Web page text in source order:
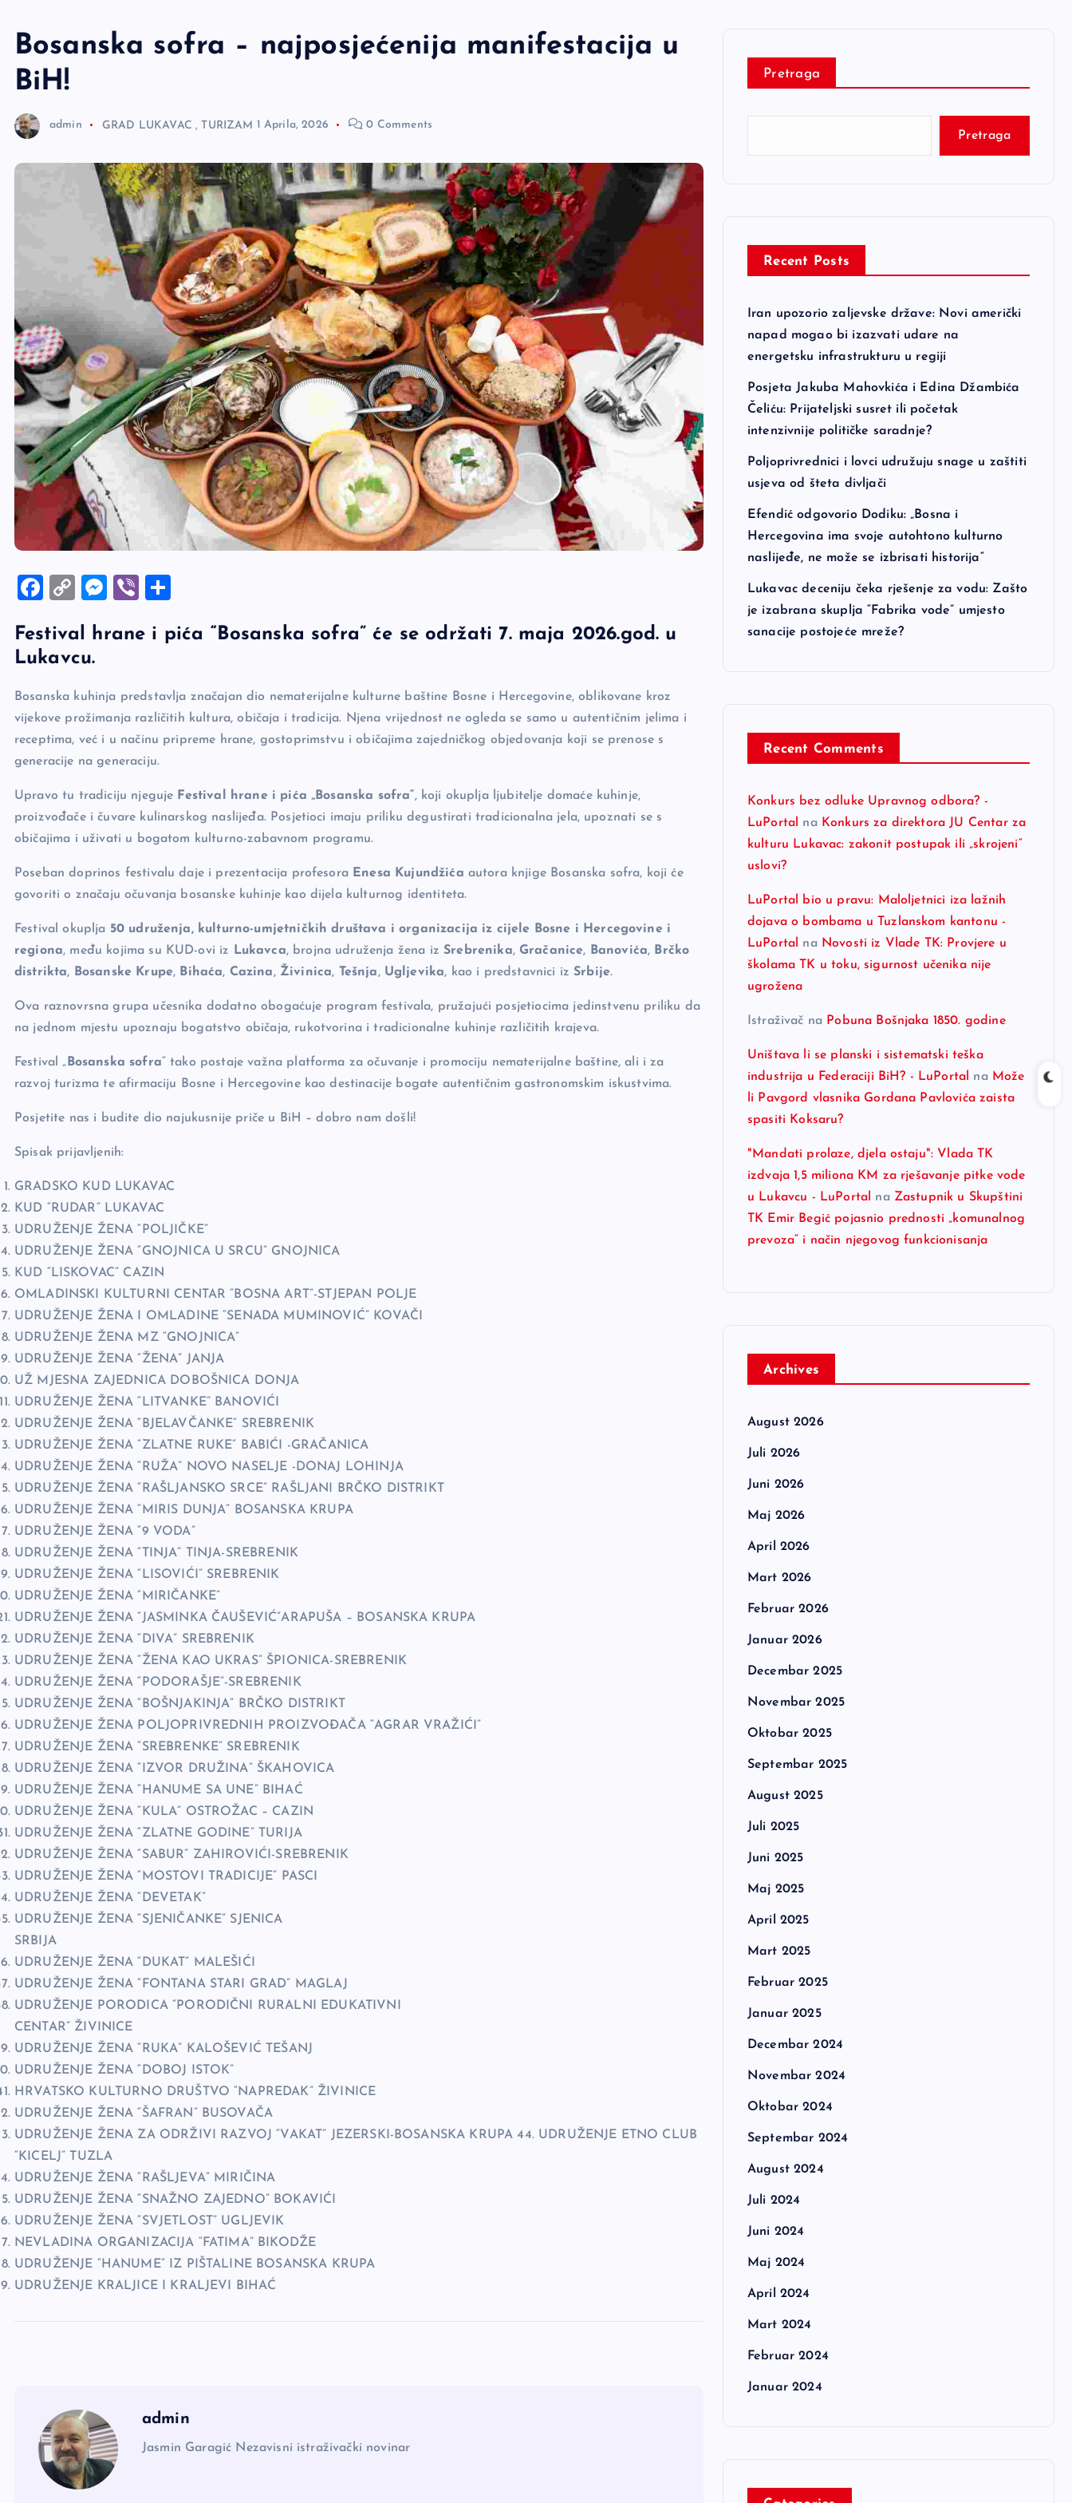
Bosanska sofra – najposjećenija manifestacija u
BiH!
admin GRAD LUKAVAC ,TURIZAM 1 Aprila, 2026 0 Comments
F
c
e
b
o
o
k
C
p
y
Li
n
k
M
se
g
er
Vi
er ar
Festival hrane i pića “Bosanska sofra” će se održati 7. maja 2026.god. u
Lukavcu.
Bosanska kuhinja predstavlja značajan dio nematerijalne kulturne baštine Bosne i Hercegovine, oblikovane kroz
vijekove prožimanja različitih kultura, običaja i tradicija. Njena vrijednost ne ogleda se samo u autentičnim jelima i
receptima, već i u načinu pripreme hrane, gostoprimstvu i običajima zajedničkog objedovanja koji se prenose s
generacije na generaciju.
Upravo tu tradiciju njeguje Festival hrane i pića „Bosanska sofra“, koji okuplja ljubitelje domaće kuhinje,
proizvođače i čuvare kulinarskog naslijeđa. Posjetioci imaju priliku degustirati tradicionalna jela, upoznati se s
običajima i uživati u bogatom kulturno-zabavnom programu.
Poseban doprinos festivalu daje i prezentacija profesora Enesa Kujundžića autora knjige Bosanska sofra, koji će
govoriti o značaju očuvanja bosanske kuhinje kao dijela kulturnog identiteta.
Festival okuplja 50 udruženja, kulturno-umjetničkih društava i organizacija iz cijele Bosne i Hercegovine i
regiona, među kojima su KUD-ovi iz Lukavca, brojna udruženja žena izSrebrenika, Gračanice, Banovića, Brčko
distrikta, Bosanske Krupe, Bihaća, Cazina, Živinica, Tešnja, Ugljevika, kao i predstavnici izSrbije.
Ova raznovrsna grupa učesnika dodatno obogaćuje program festivala, pružajući posjetiocima jedinstvenu priliku da
na jednom mjestu upoznaju bogatstvo običaja, rukotvorina i tradicionalne kuhinje različitih krajeva.
Festival „ Bosanska sofra“ tako postaje važna platforma za očuvanje i promociju nematerijalne baštine, ali i za
razvoj turizma te afirmaciju Bosne i Hercegovine kao destinacije bogate autentičnim gastronomskim iskustvima.
Posjetite nas i budite dio najukusnije priče u BiH – dobro nam došli!
Spisak prijavljenih:
GRADSKO KUD LUKAVAC
KUD “RUDAR” LUKAVAC
UDRUŽENJE ŽENA “POLJIČKE”
UDRUŽENJE ŽENA “GNOJNICA U SRCU” GNOJNICA
KUD “LISKOVAC” CAZIN
OMLADINSKI KULTURNI CENTAR “BOSNA ART”-STJEPAN POLJE
UDRUŽENJE ŽENA I OMLADINE “SENADA MUMINOVIĆ” KOVAČI
UDRUŽENJE ŽENA MZ “GNOJNICA”
UDRUŽENJE ŽENA “ŽENA” JANJA
UŽ MJESNA ZAJEDNICA DOBOŠNICA DONJA
UDRUŽENJE ŽENA “LITVANKE” BANOVIĆI
UDRUŽENJE ŽENA “BJELAVČANKE” SREBRENIK
UDRUŽENJE ŽENA “ZLATNE RUKE” BABIĆI -GRAČANICA
UDRUŽENJE ŽENA “RUŽA” NOVO NASELJE -DONAJ LOHINJA
UDRUŽENJE ŽENA “RAŠLJANSKO SRCE” RAŠLJANI BRČKO DISTRIKT
UDRUŽENJE ŽENA “MIRIS DUNJA” BOSANSKA KRUPA
UDRUŽENJE ŽENA “9 VODA”
UDRUŽENJE ŽENA “TINJA” TINJA-SREBRENIK
UDRUŽENJE ŽENA “LISOVIĆI” SREBRENIK
UDRUŽENJE ŽENA “MIRIČANKE”
UDRUŽENJE ŽENA “JASMINKA ČAUŠEVIĆ”ARAPUŠA – BOSANSKA KRUPA
UDRUŽENJE ŽENA “DIVA” SREBRENIK
UDRUŽENJE ŽENA “ŽENA KAO UKRAS” ŠPIONICA-SREBRENIK
UDRUŽENJE ŽENA “PODORAŠJE”-SREBRENIK
UDRUŽENJE ŽENA “BOŠNJAKINJA” BRČKO DISTRIKT
UDRUŽENJE ŽENA POLJOPRIVREDNIH PROIZVOĐAČA “AGRAR VRAŽIĆI”
UDRUŽENJE ŽENA “SREBRENKE” SREBRENIK
UDRUŽENJE ŽENA “IZVOR DRUŽINA” ŠKAHOVICA
UDRUŽENJE ŽENA “HANUME SA UNE” BIHAĆ
UDRUŽENJE ŽENA “KULA” OSTROŽAC – CAZIN
UDRUŽENJE ŽENA “ZLATNE GODINE” TURIJA
UDRUŽENJE ŽENA “SABUR” ZAHIROVIĆI-SREBRENIK
UDRUŽENJE ŽENA “MOSTOVI TRADICIJE” PASCI
UDRUŽENJE ŽENA “DEVETAK”
UDRUŽENJE ŽENA “SJENIČANKE” SJENICA
SRBIJA
UDRUŽENJE ŽENA “DUKAT” MALEŠIĆI
UDRUŽENJE ŽENA “FONTANA STARI GRAD” MAGLAJ
UDRUŽENJE PORODICA “PORODIČNI RURALNI EDUKATIVNI
CENTAR” ŽIVINICE
UDRUŽENJE ŽENA “RUKA” KALOŠEVIĆ TEŠANJ
UDRUŽENJE ŽENA “DOBOJ ISTOK”
HRVATSKO KULTURNO DRUŠTVO “NAPREDAK” ŽIVINICE
UDRUŽENJE ŽENA “ŠAFRAN” BUSOVAČA
UDRUŽENJE ŽENA ZA ODRŽIVI RAZVOJ “VAKAT” JEZERSKI-BOSANSKA KRUPA 44. UDRUŽENJE ETNO CLUB
“KICELJ” TUZLA
UDRUŽENJE ŽENA “RAŠLJEVA” MIRIČINA
UDRUŽENJE ŽENA “SNAŽNO ZAJEDNO” BOKAVIĆI
UDRUŽENJE ŽENA “SVJETLOST” UGLJEVIK
NEVLADINA ORGANIZACIJA “FATIMA” BIKODŽE
UDRUŽENJE “HANUME” IZ PIŠTALINE BOSANSKA KRUPA
UDRUŽENJE KRALJICE I KRALJEVI BIHAĆ
admin
Jasmin Garagić Nezavisni istraživački novinar
Pretraga
Pretraga
Recent Posts
Iran upozorio zaljevske države: Novi američki
napad mogao bi izazvati udare na
energetsku infrastrukturu u regiji
Posjeta Jakuba Mahovkića i Edina Džambića
Čeliću: Prijateljski susret ili početak
intenzivnije političke saradnje?
Poljoprivrednici i lovci udružuju snage u zaštiti
usjeva od šteta divljači
Efendić odgovorio Dodiku: „Bosna i
Hercegovina ima svoje autohtono kulturno
naslijeđe, ne može se izbrisati historija“
Lukavac deceniju čeka rješenje za vodu: Zašto
je izabrana skuplja “Fabrika vode” umjesto
sanacije postojeće mreže?
Recent Comments
Konkurs bez odluke Upravnog odbora? -
LuPortal
na Konkurs za direktora JU Centar za
kulturu Lukavac: zakonit postupak ili „skrojeni“
uslovi?
LuPortal bio u pravu: Maloljetnici iza lažnih
dojava o bombama u Tuzlanskom kantonu -
LuPortal
na Novosti iz Vlade TK: Provjere u
školama TK u toku, sigurnost učenika nije
ugrožena
Istraživač na Pobuna Bošnjaka 1850. godine
Uništava li se planski i sistematski teška
industrija u Federaciji BiH? - LuPortal
na Može
li Pavgord vlasnika Gordana Pavlovića zaista
spasiti Koksaru?
"Mandati prolaze, djela ostaju": Vlada TK
izdvaja 1,5 miliona KM za rješavanje pitke vode
u Lukavcu - LuPortal
na Zastupnik u Skupštini
TK Emir Begić pojasnio prednosti „komunalnog
prevoza“ i način njegovog funkcionisanja
Archives
August 2026
Juli 2026
Juni 2026
Maj 2026
April 2026
Mart 2026
Februar 2026
Januar 2026
Decembar 2025
Novembar 2025
Oktobar 2025
Septembar 2025
August 2025
Juli 2025
Juni 2025
Maj 2025
April 2025
Mart 2025
Februar 2025
Januar 2025
Decembar 2024
Novembar 2024
Oktobar 2024
Septembar 2024
August 2024
Juli 2024
Juni 2024
Maj 2024
April 2024
Mart 2024
Februar 2024
Januar 2024